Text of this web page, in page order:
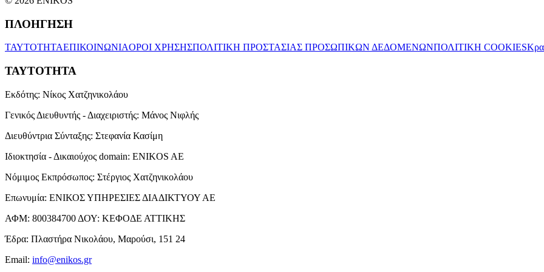
ΠΛΟΗΓΗΣΗ
ΤΑΥΤΟΤΗΤΑΕΠΙΚΟΙΝΩΝΙΑΟΡΟΙ ΧΡΗΣΗΣΠΟΛΙΤΙΚΗ ΠΡΟΣΤΑΣΙΑΣ ΠΡΟΣΩΠΙΚΩΝ ΔΕΔΟΜΕΝΩΝΠΟΛΙΤΙΚΗ COOKIES
ΤΑΥΤΟΤΗΤΑ
Εκδότης: Νίκος Χατζηνικολάου
Γενικός Διευθυντής - Διαχειριστής: Μάνος Νιφλής
Διευθύντρια Σύνταξης: Στεφανία Κασίμη
Ιδιοκτησία - Δικαιούχος domain: ENIKOS AE
Νόμιμος Εκπρόσωπος: Στέργιος Χατζηνικολάου
Επωνυμία: ΕΝΙΚΟΣ ΥΠΗΡΕΣΙΕΣ ΔΙΑΔΙΚΤΥΟΥ ΑΕ
ΑΦΜ: 800384700 ΔΟΥ: ΚΕΦΟΔΕ ΑΤΤΙΚΗΣ
Έδρα: Πλαστήρα Νικολάου, Μαρούσι, 151 24
Email: info@enikos.gr